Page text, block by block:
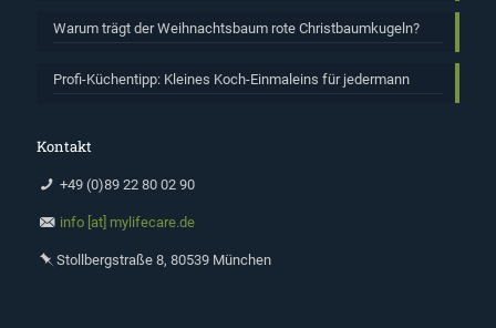
Warum trägt der Weihnachtsbaum rote Christbaumkugeln?
Profi-Küchentipp: Kleines Koch-Einmaleins für jedermann
Kontakt
+49 (0)89 22 80 02 90
info [at] mylifecare.de
Stollbergstraße 8, 80539 München